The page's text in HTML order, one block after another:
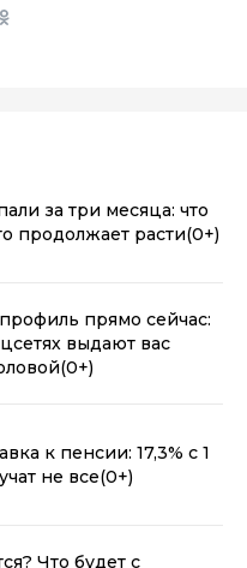
за три месяца: что
продолжает расти(0+)
прямо сейчас:
выдают вас
(0+)
к пенсии: 17,3% с 1
не все(0+)
Что будет с